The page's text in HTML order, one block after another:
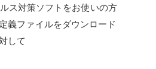
ス対策ソフトをお使いの方
義ファイルをダウンロード
して